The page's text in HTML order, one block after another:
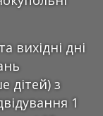
вихідні дні
дітей) з
1